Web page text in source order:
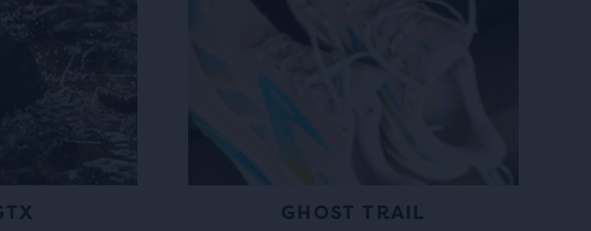
GHOST TRAIL